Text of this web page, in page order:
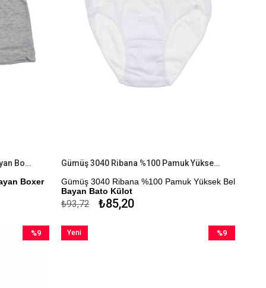
Gümüş 3016 3'lü Paket Likralı Bayan Boxer
Boxer
Gümüş 3040 Ribana %100 Pamuk Yüksek Bel Bayan Bato Külot
Gümüş 3040 Ribana %100 Pamuk Yüksek Bel
Bayan Bato Külot
Kapıda Ödeme Seçeneği
₺85,20
₺93,72
%9
%9
Yeni